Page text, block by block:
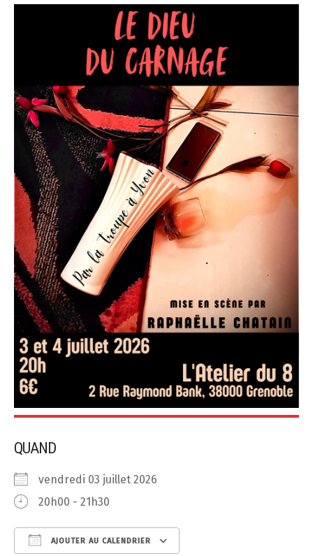
QUAND
vendredi 03 juillet 2026
20h00 - 21h30
AJOUTER AU CALENDRIER